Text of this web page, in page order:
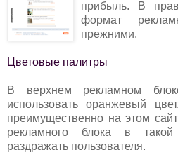
прибыль. В
формат
прежними.
Цветовые палитры
В верхнем рекламном
использовать оранжевый
преимущественно на этом
рекламного блока в
раздражать пользователя.